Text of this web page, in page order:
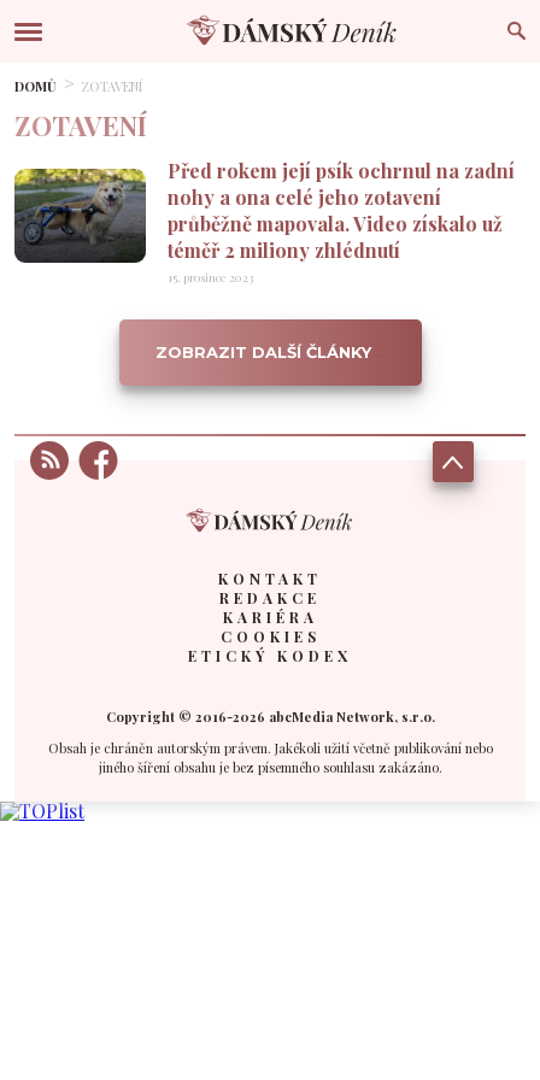
DOMŮ ZOTAVENÍ
ZOTAVENÍ
Před rokem její psík ochrnul na zadní
nohy a ona celé jeho zotavení
průběžně mapovala. Video získalo už
téměř 2 miliony zhlédnutí
15. prosince 2023
ZOBRAZIT DALŠÍ ČLÁNKY
KONTAKT
REDAKCE
KARIÉRA
COOKIES
ETICKÝ KODEX
Copyright © 2016-2026 abcMedia Network, s.r.o.
Obsah je chráněn autorským právem. Jakékoli užití včetně publikování nebo
jiného šíření obsahu je bez písemného souhlasu zakázáno.